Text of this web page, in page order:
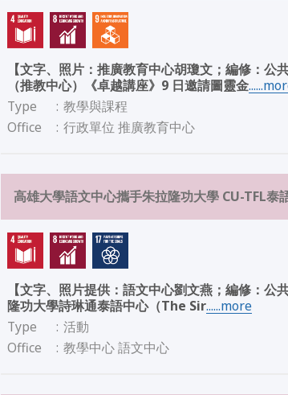
【文字、照片：推廣教育中心胡瓊文；編修：
（推教中心）《卓越講座》9 日邀請圖靈金
Type
: 教學與課程
Office
: 行政單位 推廣教育中心
高雄大學語文中心攜手朱拉隆功大學 CU-TFL泰
【文字、照片提供：語文中心劉文燕；編修：
隆功大學詩琳通泰語中心（The Sir......more
Type
: 活動
Office
: 教學中心 語文中心